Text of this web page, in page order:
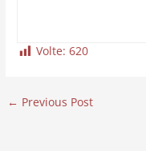
Volte: 620
← Previous Post